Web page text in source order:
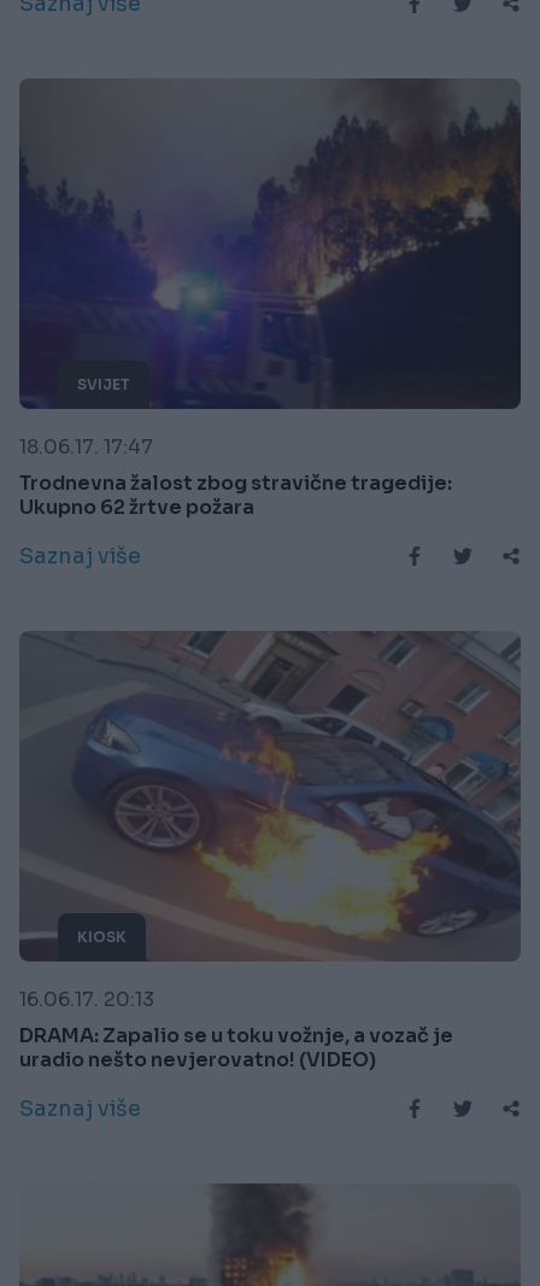
SVIJET
18.06.17. 17:47
Trodnevna žalost zbog stravične tragedije:
Ukupno 62 žrtve požara
Saznaj više
KIOSK
16.06.17. 20:13
DRAMA: Zapalio se u toku vožnje, a vozač je
uradio nešto nevjerovatno! (VIDEO)
Saznaj više